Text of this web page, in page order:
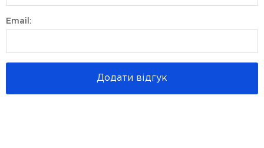
Email:
Додати відгук